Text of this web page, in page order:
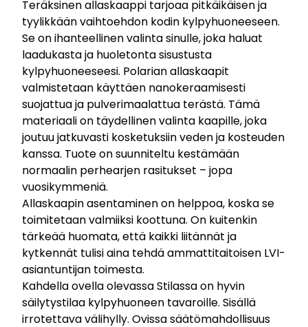
Teräksinen allaskaappi tarjoaa pitkäikäisen ja
tyylikkään vaihtoehdon kodin kylpyhuoneeseen.
Se on ihanteellinen valinta sinulle, joka haluat
laadukasta ja huoletonta sisustusta
kylpyhuoneeseesi. Polarian allaskaapit
valmistetaan käyttäen nanokeraamisesti
suojattua ja pulverimaalattua terästä. Tämä
materiaali on täydellinen valinta kaapille, joka
joutuu jatkuvasti kosketuksiin veden ja kosteuden
kanssa. Tuote on suunniteltu kestämään
normaalin perhearjen rasitukset – jopa
vuosikymmeniä.
Allaskaapin asentaminen on helppoa, koska se
toimitetaan valmiiksi koottuna. On kuitenkin
tärkeää huomata, että kaikki liitännät ja
kytkennät tulisi aina tehdä ammattitaitoisen LVI-
asiantuntijan toimesta.
Kahdella ovella olevassa Stilassa on hyvin
säilytystilaa kylpyhuoneen tavaroille. Sisällä
irrotettava välihylly. Ovissa säätömahdollisuus